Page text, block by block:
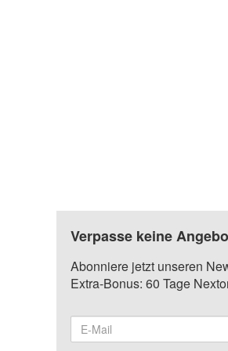
Verpasse keine
Abonniere jetzt unseren
Extra-Bonus: 60 Tage